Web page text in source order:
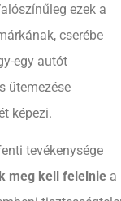
ezek a
cserébe
egy autót
ütemezése
képezi.
tevékenysége
meg kell felelnie a